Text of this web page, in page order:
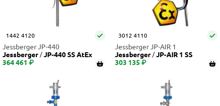
1442 4120
Jessberger JP-440
Jessberger
JP-440 SS AtEx
364 461 ₽
3012 4110
Jessberger JP-AIR 1
Jessberger
JP-AIR 1 SS
303 135 ₽